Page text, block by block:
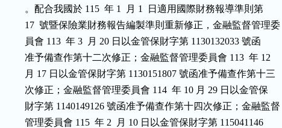
          。配合我國於 115  年 1  月 1  日適用國際財務報導準則第
          17  號暨保險業財務報告編製準則重新修正，金融監督管理委
          員會 113  年 3  月 20 日以金管保財字第 1130132033 號函
          准予備查作第十二次修正；金融監督管理委員會 113  年 12
          月 17 日以金管保財字第 1130151807 號函准予備查作第十三
          次修正；金融監督管理委員會 114  年 10 月 29 日以金管保
          財字第 1140149126 號函准予備查作第十四次修正；金融監督
          管理委員會 115  年 2  月 10 日以金管保財字第 115041146